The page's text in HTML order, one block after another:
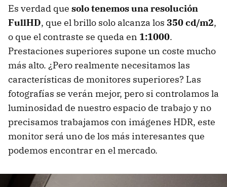
Es verdad que solo tenemos una resolución
FullHD, que el brillo solo alcanza los 350 cd/m2,
o que el contraste se queda en 1:1000.
Prestaciones superiores supone un coste mucho
más alto. ¿Pero realmente necesitamos las
características de monitores superiores? Las
fotografías se verán mejor, pero si controlamos la
luminosidad de nuestro espacio de trabajo y no
precisamos trabajamos con imágenes HDR, este
monitor será uno de los más interesantes que
podemos encontrar en el mercado.